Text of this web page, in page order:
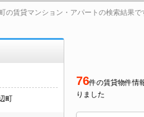
の賃貸マンション・アパートの検索結果
町
76件の賃貸物件情
りました